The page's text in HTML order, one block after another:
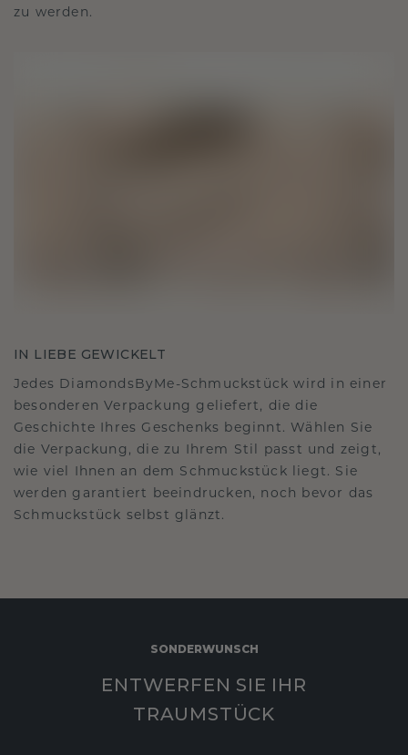
zu werden.
IN LIEBE GEWICKELT
Jedes DiamondsByMe-Schmuckstück wird in einer
besonderen Verpackung geliefert, die die
Geschichte Ihres Geschenks beginnt. Wählen Sie
die Verpackung, die zu Ihrem Stil passt und zeigt,
wie viel Ihnen an dem Schmuckstück liegt. Sie
werden garantiert beeindrucken, noch bevor das
Schmuckstück selbst glänzt.
SONDERWUNSCH
ENTWERFEN SIE IHR
TRAUMSTÜCK